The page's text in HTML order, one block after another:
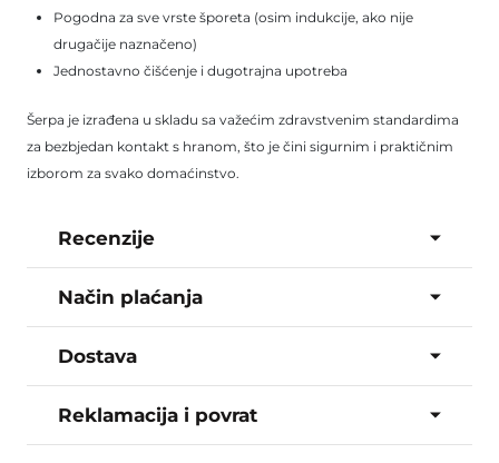
Pogodna za sve vrste šporeta (osim indukcije, ako nije
drugačije naznačeno)
Jednostavno čišćenje i dugotrajna upotreba
Šerpa je izrađena u skladu sa važećim zdravstvenim standardima
za bezbjedan kontakt s hranom, što je čini sigurnim i praktičnim
izborom za svako domaćinstvo.
Recenzije
Način plaćanja
Dostava
Reklamacija i povrat